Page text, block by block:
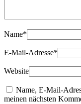
Name*
E-Mail-Adresse*
Website
Name, E-Mail-
meinen nächsten